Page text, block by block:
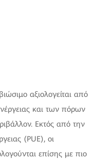
αξιολογείται από
και των πόρων
Εκτός από την
(PUE), οι
επίσης με πιο